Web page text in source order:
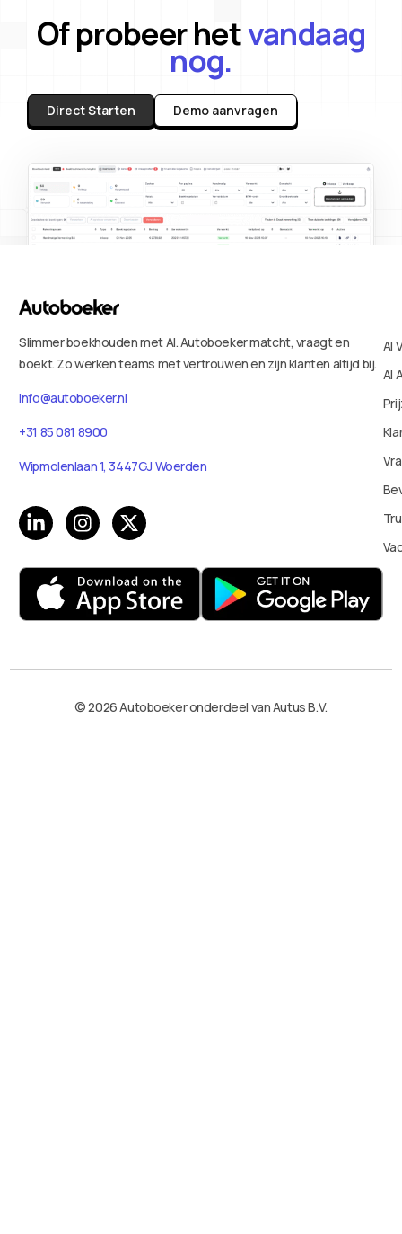
Of probeer hetvandaag
nog.
Direct Starten Demo aanvragen
Slimmer boekhouden met AI. Autoboeker matcht, vraagt en
boekt. Zo werken teams met vertrouwen en zijn klanten altijd bij.
info@autoboeker.nl
+31 85 081 8900
Wipmolenlaan 1, 3447GJ Woerden
AI
AI
© 2026 Autoboeker onderdeel van Autus B.V.